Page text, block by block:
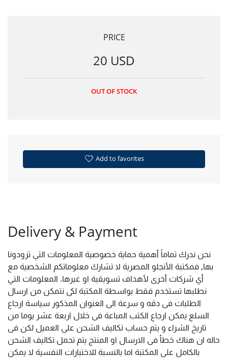
PRICE
20 USD
OUT OF STOCK
Add to favorites
Delivery & Payment
نحن ندرك تماماً أهمية حماية خصوصية المعلومات التي تزودونا
بها, فمكتبة الأنجلو المصرية لا تشارك معلوماتكم الشخصية مع
أي شركات أخرى لأهداف تسويقية او غيرها. المعلومات التي
نطلبها تستخدم فقط بواسطة المكتبة لكى نتمكن من ارسال
الطلبات فى دقه و سرعة الى العنوان المذكور سياسة ارجاع
السلع يمكن ارجاع الكتب المباعة فى خلال اربعة عشر يوما من
تاريخ الشراء و يتم حساب تكاليف الشحن على العميل لكن فى
حاله ان هناك خطأ فى الارسال او المنتج يتم تحمل تكاليف الشحن
بالكامل على المكتبة اما بالنسبة للاختبارات النفسية لا يمكن